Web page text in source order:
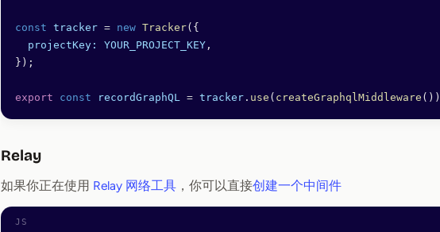
const tracker = new Tracker({
  projectKey:
YOUR_PROJECT_KEY ,
});
export const recordGraphQL = tracker . use ( createGraphqlMiddleware
Relay
如果你正在使用 Relay 网络工具 ，你可以直接创建一个中间件